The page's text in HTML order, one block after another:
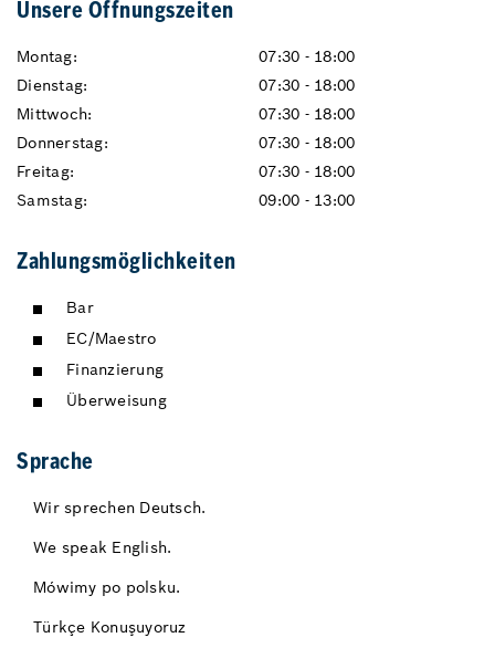
Unsere Öffnungszeiten
Montag:
07:30 - 18:00
Dienstag:
07:30 - 18:00
Mittwoch:
07:30 - 18:00
Donnerstag:
07:30 - 18:00
Freitag:
07:30 - 18:00
Samstag:
09:00 - 13:00
Zahlungsmöglichkeiten
Bar
EC/Maestro
Finanzierung
Überweisung
Sprache
Wir sprechen Deutsch.
We speak English.
Mówimy po polsku.
Türkçe Konuşuyoruz